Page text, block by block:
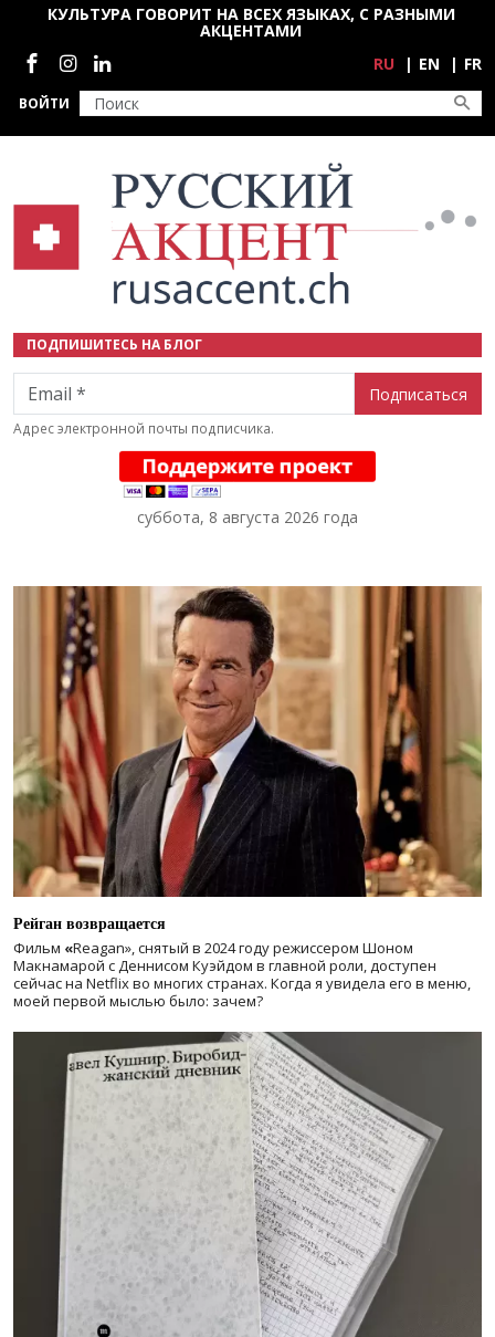
Перейти к основному содержанию
ВОЙТИ
КУЛЬТУРА ГОВОРИТ НА ВСЕХ ЯЗЫКАХ, С РАЗНЫМИ
АКЦЕНТАМИ
Социальные сети
RU EN FR
ПОДПИШИТЕСЬ НА БЛОГ
Email
Адрес электронной почты подписчика.
суббота, 8 августа 2026 года
Рейган возвращается
Фильм «Reagan», снятый в 2024 годурежиссером Шоном
Макнамарой с Деннисом Куэйдом в главной роли, доступен
сейчас на Netflix во многих странах. Когда я увидела его в меню,
моей первой мыслью было: зачем?